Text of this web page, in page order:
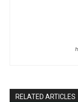
RELATED ARTICLES